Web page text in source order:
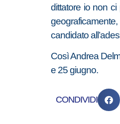
dittatore io non ci
candidato
Così Andrea
e 25 giugno.
CONDIVIDI